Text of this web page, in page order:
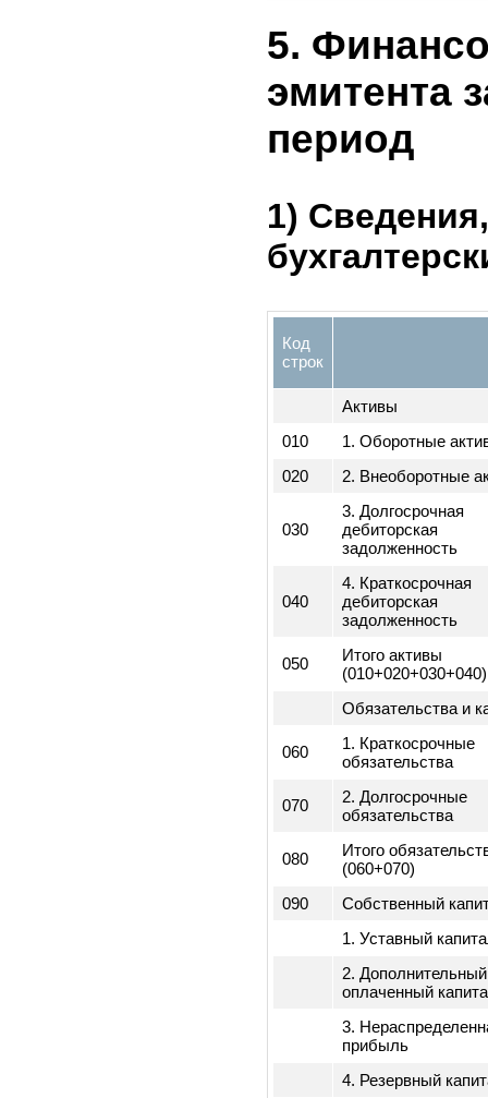
Наименование
5.
1)
строк
Активы
010 1. Оборотные
2.
3. Долгосрочная
дебиторская
4.
задолженность
Обязательства
1.
обязательства
2.
Итого